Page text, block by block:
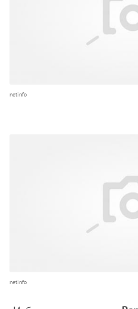
netinfo
netinfo